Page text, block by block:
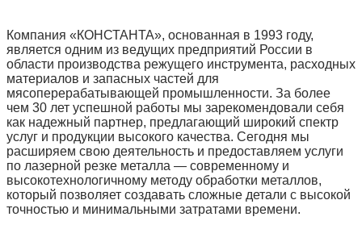
Компания «КОНСТАНТА», основанная в 1993 году,
является одним из ведущих предприятий России в
области производства режущего инструмента, расходных
материалов и запасных частей для
мясоперерабатывающей промышленности. За более
чем 30 лет успешной работы мы зарекомендовали себя
как надежный партнер, предлагающий широкий спектр
услуг и продукции высокого качества. Сегодня мы
расширяем свою деятельность и предоставляем услуги
по лазерной резке металла — современному и
высокотехнологичному методу обработки металлов,
который позволяет создавать сложные детали с высокой
точностью и минимальными затратами времени.